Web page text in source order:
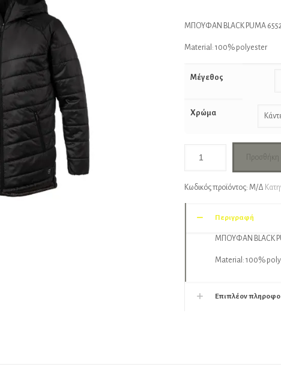
was:
€120.00.
ΜΠΟΥΦΑΝ BLACK PUMA
Material: 100% polyester
Μέγεθος
Χρώμα
Προσθήκη
Κωδικός προϊόντος: Μ/Δ
Περιγραφή
ΜΠΟΥΦΑΝ BLACK
Material: 100%
Επιπλέον